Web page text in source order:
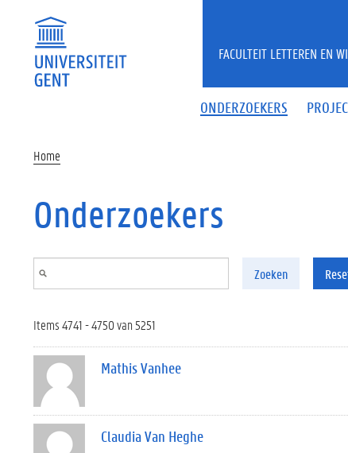
ONDERZOEKERS
FACULTEIT LETTEREN EN
Home
Onderzoekers
Zoeken
Items 4741 - 4750 van 5251
Mathis Vanhee
Claudia Van Heghe